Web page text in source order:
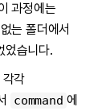
과정에는
는 폴더에서
었습니다.
각
command 에